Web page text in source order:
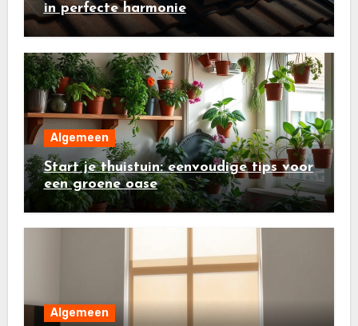
in perfecte harmonie
Algemeen
Start je thuistuin: eenvoudige tips voor
een groene oase
Algemeen